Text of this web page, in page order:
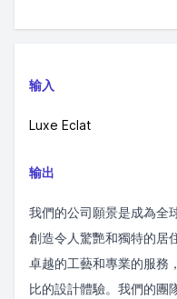
输入
Luxe Eclat
输出
我們的公司願景是成為全
創造令人驚艷和獨特的居
卓越的工藝和專業的服務
比的設計體驗。我們的團